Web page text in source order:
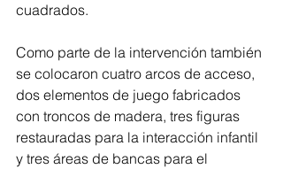
cuadrados.
Como parte de la intervención también
se colocaron cuatro arcos de acceso,
dos elementos de juego fabricados
con troncos de madera, tres figuras
restauradas para la interacción infantil
y tres áreas de bancas para el